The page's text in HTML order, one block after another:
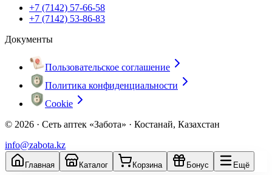
+7 (7142) 57-66-58
+7 (7142) 53-86-83
Документы
Пользовательское соглашение
Политика конфиденциальности
Cookie
© 2026 · Сеть аптек «Забота» · Костанай, Казахстан
info@zabota.kz
Главная Каталог Корзина Бонус Ещё